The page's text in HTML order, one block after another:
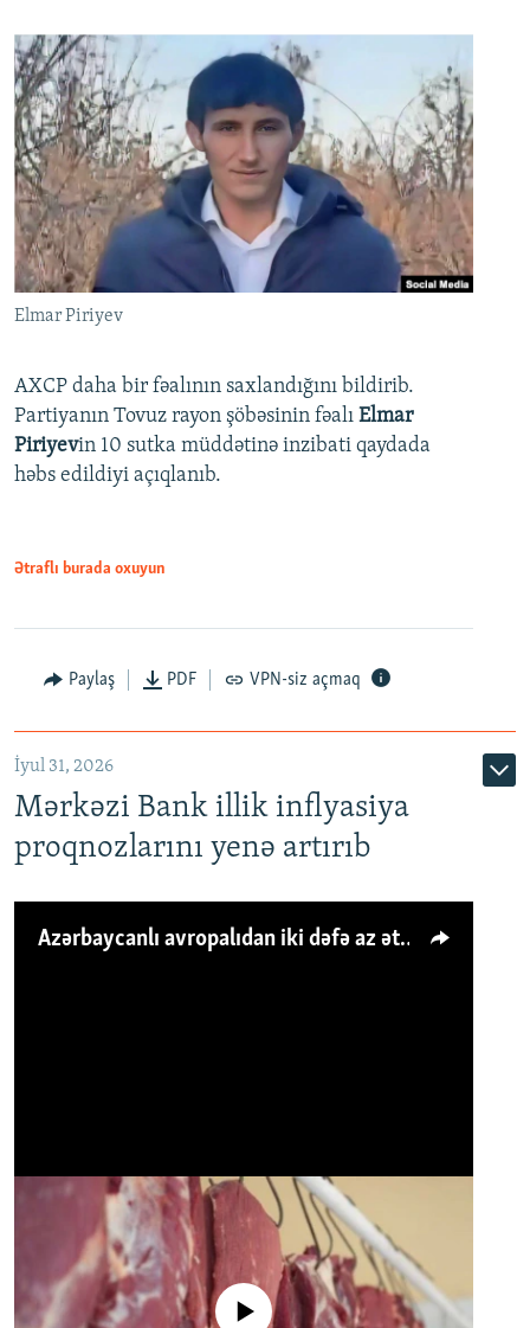
Elmar Piriyev
AXCP daha bir fəalının saxlandığını bildirib.
Partiyanın Tovuz rayon şöbəsinin fəalı Elmar
Piriyevin 10 sutka müddətinə inzibati qaydada
həbs edildiyi açıqlanıb.
Ətraflı burada oxuyun
Paylaş PDF VPN-siz açmaq
İyul 31, 2026
Mərkəzi Bank illik inflyasiya
proqnozlarını yenə artırıb
Azərbaycanlı avropalıdan iki dəfə az ət yeyir, amma... 'Qiymət artımı qaçılmazdır'
No media source currently available